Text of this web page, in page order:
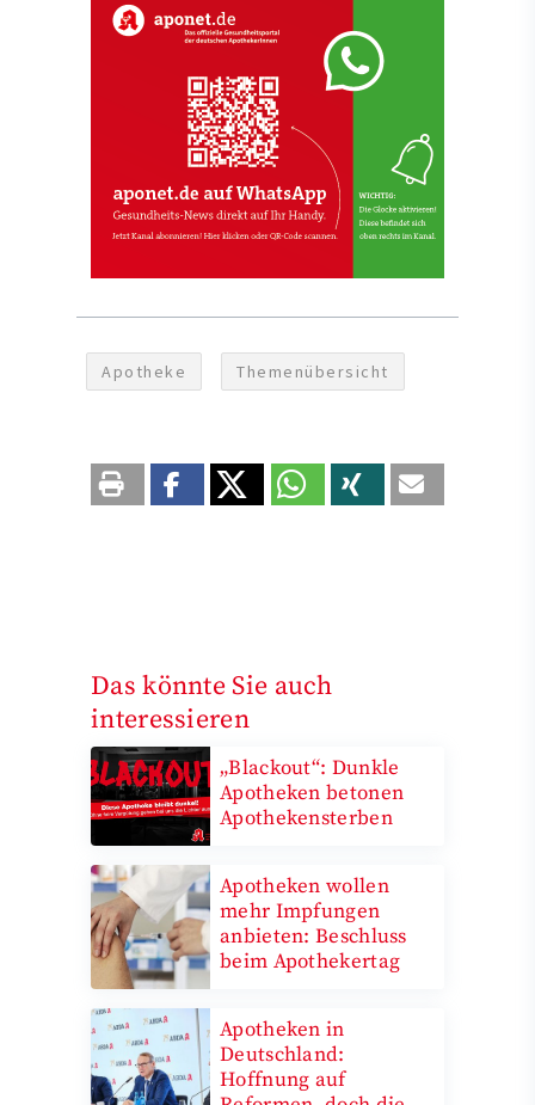
Apotheke Themenübersicht
Das könnte Sie auch
interessieren
„Blackout“: Dunkle
Apotheken betonen
Apothekensterben
Apotheken wollen
mehr Impfungen
anbieten: Beschluss
beim Apothekertag
Apotheken in
Deutschland:
Hoffnung auf